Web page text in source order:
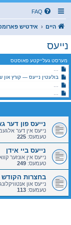
FAQ
היים אידטיש
נייעס
מערסט געלייקטע פאוסטס
כת לב טהור אין
בולעטין נייעס — קורץ און
סאטמאר (מהר"א): נייעסן
היימישער פייער
נייעס פון דער
נייעס אין דער
טעמעס: 225
נייעס ביי אידן
נייעס אין אונזער
טעמעס: 249
בחצרות הקודש
נייעס און
טעמעס: 113